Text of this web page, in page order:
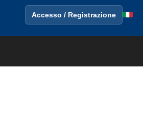
Accesso / Registrazione